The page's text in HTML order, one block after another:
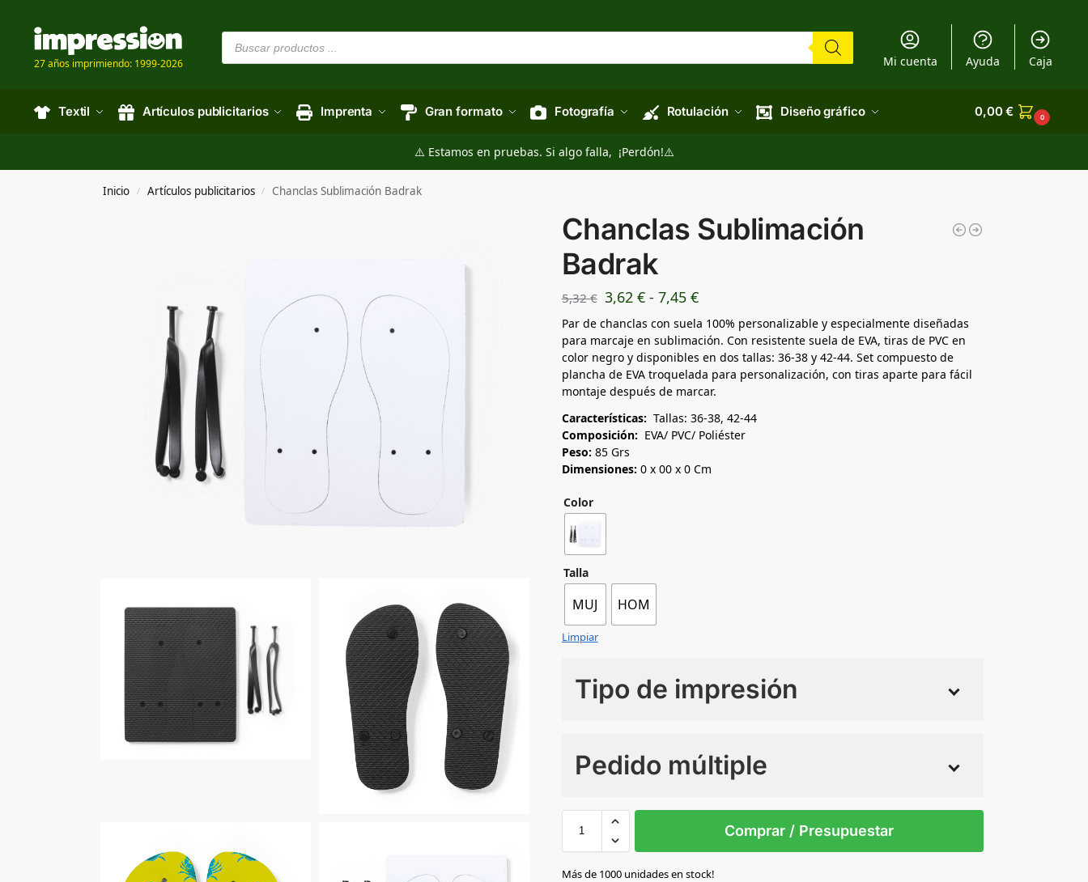
27 años imprimiendo: 1999-2026 Mi cuenta Ayuda Caja
Textil Artículos publicitarios Imprenta Gran formato Fotografía Rotulación Diseño gráfico 0,00€ 0
⚠️ Estamos en pruebas. Si algo falla, ¡Perdón!⚠️
Inicio / Artículos publicitarios / Chanclas Sublimación Badrak
Chanclas Sublimación
Badrak
5,32€ 3,62 € - 7,45 €
Par de chanclas con suela 100% personalizable y especialmente diseñadas
para marcaje en sublimación. Con resistente suela de EVA, tiras de PVC en
color negro y disponibles en dos tallas: 36-38 y 42-44. Set compuesto de
plancha de EVA troquelada para personalización, con tiras aparte para fácil
montaje después de marcar.
Características: Tallas: 36-38, 42-44
Composición: EVA/ PVC/ Poliéster
Peso: 85 Grs
Dimensiones: 0 x 00 x 0 Cm
Color
Talla
MUJ HOM
Limpiar
Tipo de impresión
Pedido múltiple
BLANCO
Comprar / Presupuestar
Más de 1000 unidades en stock!